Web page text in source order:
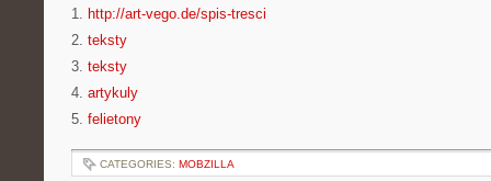
1. http://art-vego.de/spis-tresci
2. teksty
3. teksty
4. artykuly
5. felietony
CATEGORIES: MOBZILLA